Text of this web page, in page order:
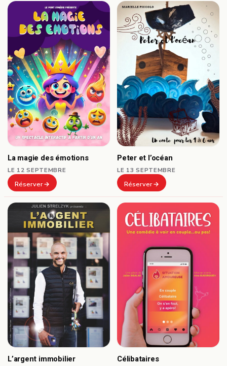
La magie des émotions
LE 12 SEPTEMBRE
Réserver
Peter et l’océan
LE 13 SEPTEMBRE
Réserver
L’argent immobilier Célibataires